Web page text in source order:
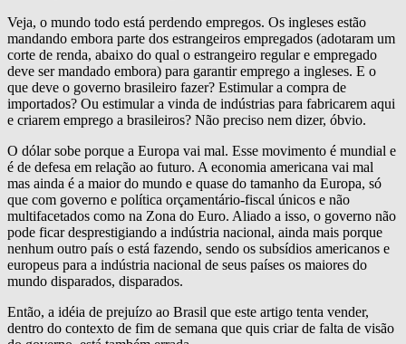
Veja, o mundo todo está perdendo empregos. Os ingleses estão
mandando embora parte dos estrangeiros empregados (adotaram um
corte de renda, abaixo do qual o estrangeiro regular e empregado
deve ser mandado embora) para garantir emprego a ingleses. E o
que deve o governo brasileiro fazer? Estimular a compra de
importados? Ou estimular a vinda de indústrias para fabricarem aqui
e criarem emprego a brasileiros? Não preciso nem dizer, óbvio.
O dólar sobe porque a Europa vai mal. Esse movimento é mundial e
é de defesa em relação ao futuro. A economia americana vai mal
mas ainda é a maior do mundo e quase do tamanho da Europa, só
que com governo e política orçamentário-fiscal únicos e não
multifacetados como na Zona do Euro. Aliado a isso, o governo não
pode ficar desprestigiando a indústria nacional, ainda mais porque
nenhum outro país o está fazendo, sendo os subsídios americanos e
europeus para a indústria nacional de seus países os maiores do
mundo disparados, disparados.
Então, a idéia de prejuízo ao Brasil que este artigo tenta vender,
dentro do contexto de fim de semana que quis criar de falta de visão